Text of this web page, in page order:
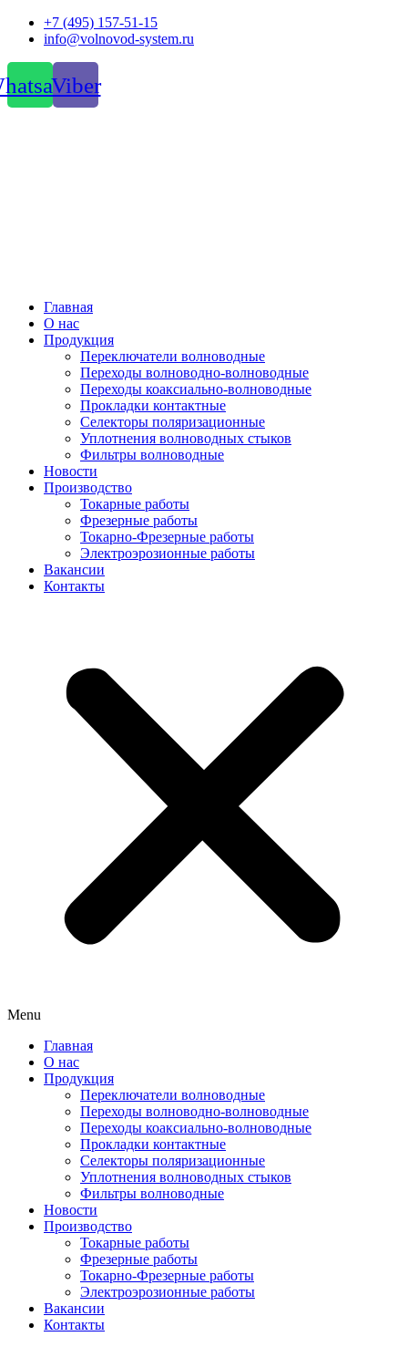
Перейти+7 (495) 157-51-15
info@volnovod-system.ru
Viber
Главная
О нас
Продукция
Переключатели волноводные
Переходы волноводно-волноводные
Переходы коаксиально-волноводные
Прокладки контактные
Селекторы поляризационные
Уплотнения волноводных стыков
Фильтры волноводные
Новости
Производство
Токарные работы
Фрезерные работы
Токарно-Фрезерные работы
Электроэрозионные работы
Вакансии
Контакты
Menu
Главная
О нас
Продукция
Переключатели волноводные
Переходы волноводно-волноводные
Переходы коаксиально-волноводные
Прокладки контактные
Селекторы поляризационные
Уплотнения волноводных стыков
Фильтры волноводные
Новости
Производство
Токарные работы
Фрезерные работы
Токарно-Фрезерные работы
Электроэрозионные работы
Вакансии
Контакты